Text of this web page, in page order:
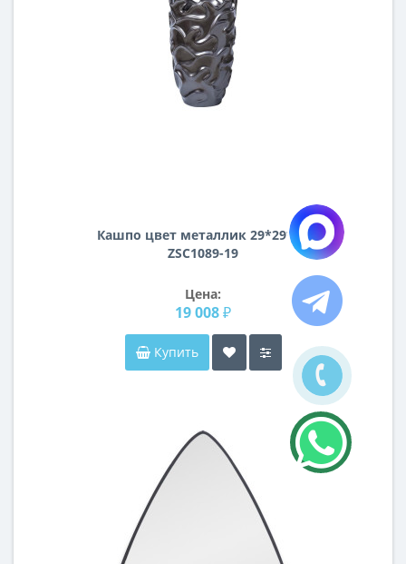
Кашпо цвет металлик 29*29*49
ZSC1089-19
Цена:
19 008 ₽
Купить